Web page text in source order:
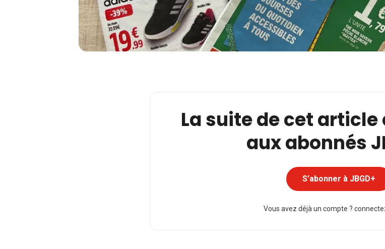
La suite de cet article
aux abonnés
S’abonner à JBGD+
Vous avez déjà un compte ?